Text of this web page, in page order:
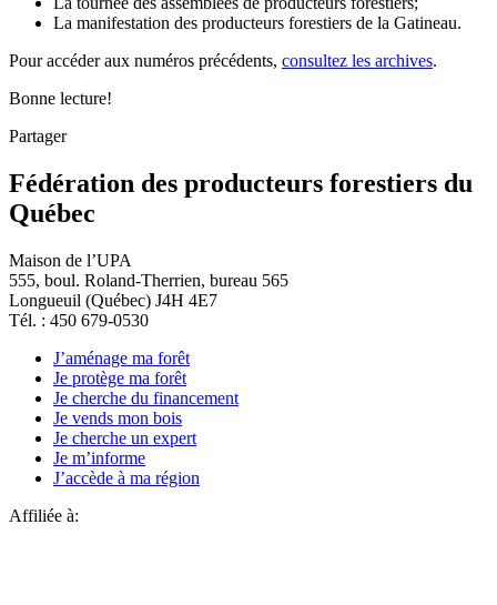
La manifestation des producteurs forestiers de la Gatineau.
Pour accéder aux numéros précédents, consultez les archives.
Bonne lecture!
Partager
Fédération des producteurs forestiers du
Québec
Maison de l’UPA
555, boul. Roland-Therrien, bureau 565
Longueuil (Québec) J4H 4E7
Tél. : 450 679-0530
J’aménage ma forêt
Je protège ma forêt
Je cherche du financement
Je vends mon bois
Je cherche un expert
Je m’informe
J’accède à ma région
Affiliée à: